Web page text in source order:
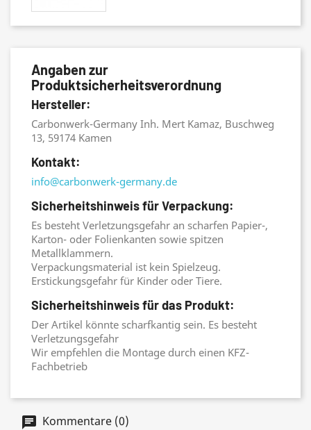
Angaben zur
Produktsicherheitsverordnung
Hersteller:
Carbonwerk-Germany Inh. Mert Kamaz, Buschweg
13, 59174 Kamen
Kontakt:
info@carbonwerk-germany.de
Sicherheitshinweis für Verpackung:
Es besteht Verletzungsgefahr an scharfen Papier-,
Karton- oder Folienkanten sowie spitzen
Metallklammern.
Verpackungsmaterial ist kein Spielzeug.
Erstickungsgefahr für Kinder oder Tiere.
Sicherheitshinweis für das Produkt:
Der Artikel könnte scharfkantig sein. Es besteht
Verletzungsgefahr
Wir empfehlen die Montage durch einen KFZ-
Fachbetrieb
Kommentare (0)